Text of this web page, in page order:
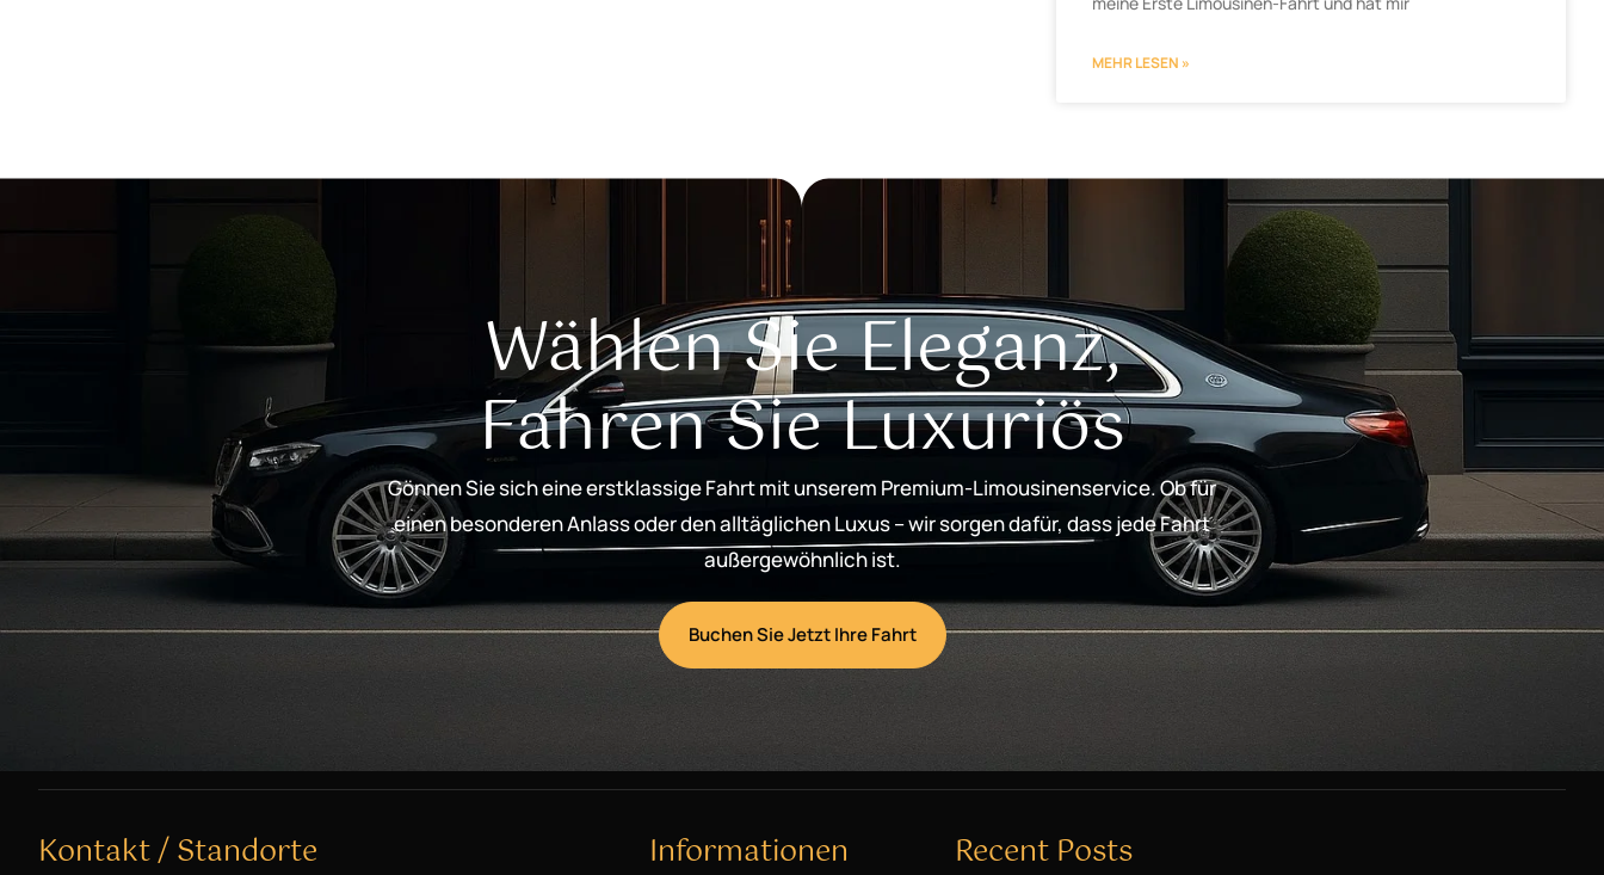
MEHR LESEN »
Wählen Sie Eleganz,
Fahren Sie Luxuriös
Gönnen Sie sich eine erstklassige Fahrt mit unserem Premium-Limousinenservice. Ob für
einen besonderen Anlass oder den alltäglichen Luxus – wir sorgen dafür, dass jede Fahrt
außergewöhnlich ist.
Buchen Sie Jetzt Ihre Fahrt
Kontakt / Standorte Informationen Recent Posts